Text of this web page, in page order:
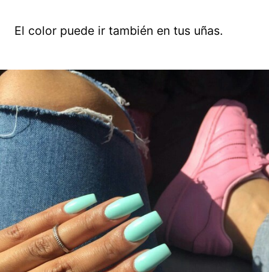
El color puede ir también en tus uñas.